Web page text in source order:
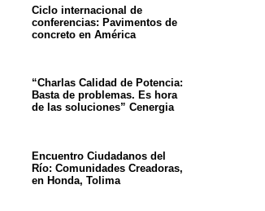
Ciclo internacional de
conferencias: Pavimentos de
concreto en América
“Charlas Calidad de Potencia:
Basta de problemas. Es hora
de las soluciones” Cenergia
Encuentro Ciudadanos del
Río: Comunidades Creadoras,
en Honda, Tolima